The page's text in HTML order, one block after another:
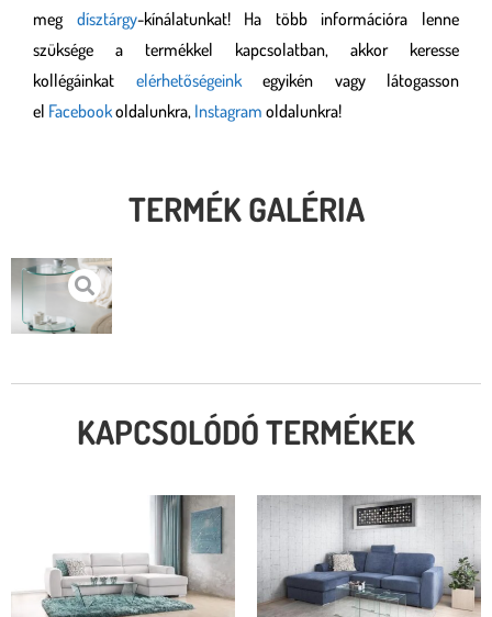
meg dísztárgy-kínálatunkat! Ha több információra lenne
szüksége a termékkel kapcsolatban, akkor keresse
kollégáinkat elérhetőségeinkegyikén vagy látogasson
el Facebookoldalunkra, Instagram oldalunkra!
TERMÉK GALÉRIA
KAPCSOLÓDÓ TERMÉKEK